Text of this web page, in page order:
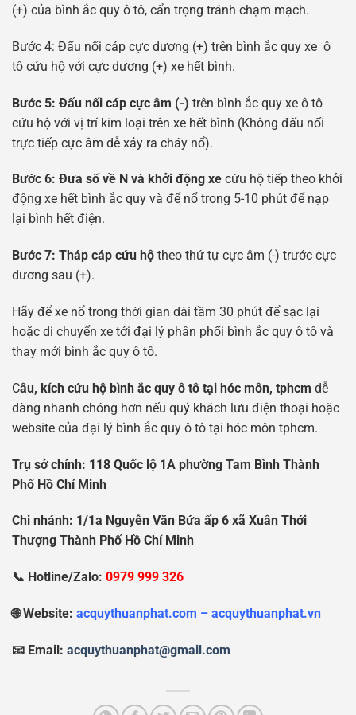
(+) của bình ắc quy ô tô, cẩn trọng tránh chạm mạch.
Bước 4: Đấu nối cáp cực dương (+) trên bình ắc quy xe ô
tô cứu hộ với cực dương (+) xe hết bình.
Bước 5: Đấu nối cáp cực âm (-) trên bình ắc quy xe ô tô
cứu hộ với vị trí kim loại trên xe hết bình (Không đấu nối
trực tiếp cực âm dễ xảy ra cháy nổ).
Bước 6: Đưa số về N và khởi động xe cứu hộ tiếp theo khởi
động xe hết bình ắc quy và để nổ trong 5-10 phút để nạp
lại bình hết điện.
Bước 7: Tháp cáp cứu hộ theo thứ tự cực âm (-) trước cực
dương sau (+).
Hãy để xe nổ trong thời gian dài tầm 30 phút để sạc lại
hoặc di chuyển xe tới đại lý phân phối bình ắc quy ô tô và
thay mới bình ắc quy ô tô.
Câu, kích cứu hộ bình ắc quy ô tô tại hóc môn, tphcm dễ
dàng nhanh chóng hơn nếu quý khách lưu điện thoại hoặc
website của đại lý bình ắc quy ô tô tại hóc môn tphcm.
Trụ sởchính: 118 Quốc lộ 1A phường Tam Bình Thành
PhốHồ Chí Minh
Chi nhánh: 1/1a Nguyễn Văn Bứa ấp 6 xã Xuân Thới
Thượng Thành Phố Hồ Chí Minh
📞 Hotline/Zalo: 0979 999 326
🌐 Website: acquythuanphat.com – acquythuanphat.vn
📧 Email: acquythuanphat@gmail.com